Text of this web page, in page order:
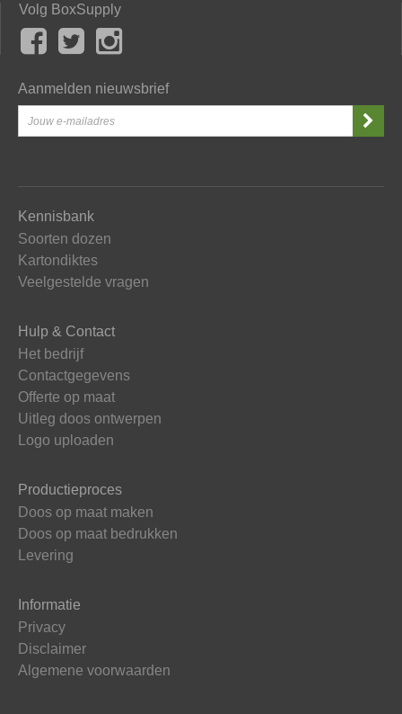
Volg BoxSupply
Aanmelden nieuwsbrief
Kennisbank
Soorten dozen
Kartondiktes
Veelgestelde vragen
Hulp & Contact
Het bedrijf
Contactgegevens
Offerte op maat
Uitleg doos ontwerpen
Logo uploaden
Productieproces
Doos op maat maken
Doos op maat bedrukken
Levering
Informatie
Privacy
Disclaimer
Algemene voorwaarden